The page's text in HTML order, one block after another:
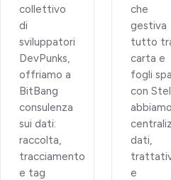
collettivo
di
sviluppatori
DevPunks,
offriamo a
BitBang
consulenza
sui dati:
raccolta,
tracciamento
e tag
che
gestiva
tutto
carta e
fogli
con
abbiamo
dati,
e